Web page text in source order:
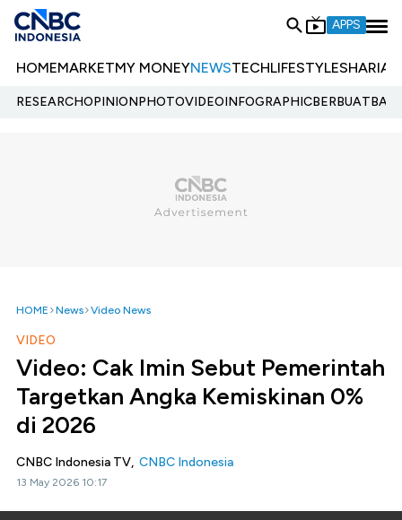
APPS
HOMEMARKETMY MONEYNEWSTECHLIFESTYLESHARIA
RESEARCHOPINIONPHOTOVIDEOINFOGRAPHIC
HOME News Video News
VIDEO
Video: Cak Imin Sebut Pemerintah
Targetkan Angka Kemiskinan 0%
di 2026
CNBC Indonesia TV, CNBC Indonesia
13 May 2026 10:17